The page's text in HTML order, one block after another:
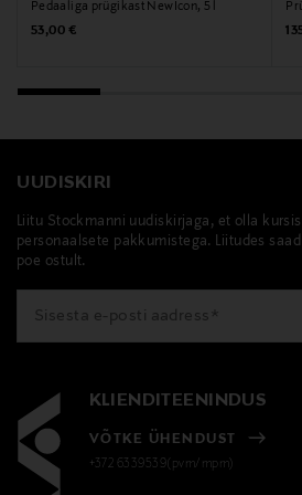
Leenderweg 182, 5555 CJ
Netherlands
Digitaalne aadress
Märksõnad
brabantia, prügikast, pedaaliga
prügikast
Pedaaliga prügikast NewIcon, 5 l
Original Price
53,00 €
UUDISKIRI
Liitu Stockmanni uudiskirjaga, et olla
personaalsete pakkumistega. Liitudes
poe ostult.
KLIENDITEENINDUS
VÕTKE ÜHENDUST
+372 6339539(pvm/mpm)